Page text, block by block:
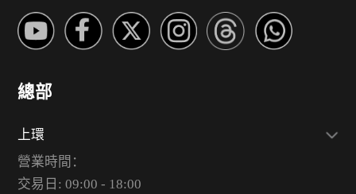
總部
上環
營業時間：
交易日: 09:00 - 18:00